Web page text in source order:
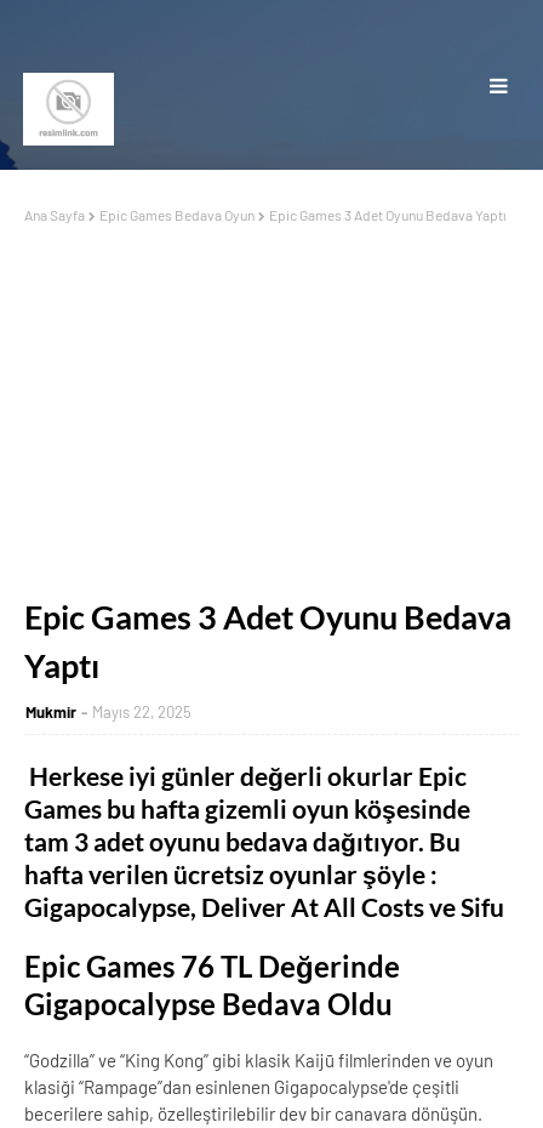
Ana Sayfa Epic Games Bedava Oyun Epic Games 3 Adet Oyunu Bedava Yaptı
Epic Games 3 Adet Oyunu Bedava
Yaptı
Mukmir Mayıs 22, 2025
Herkese iyi günler değerli okurlar Epic
Games bu hafta gizemli oyun köşesinde
tam 3 adet oyunu bedava dağıtıyor. Bu
hafta verilen ücretsiz oyunlar şöyle :
Gigapocalypse, Deliver At All Costs ve Sifu
Epic Games 76 TL Değerinde
Gigapocalypse Bedava Oldu
“Godzilla” ve “King Kong” gibi klasik Kaijū filmlerinden ve oyun
klasiği “Rampage”dan esinlenen Gigapocalypse'de çeşitli
becerilere sahip, özelleştirilebilir dev bir canavara dönüşün.